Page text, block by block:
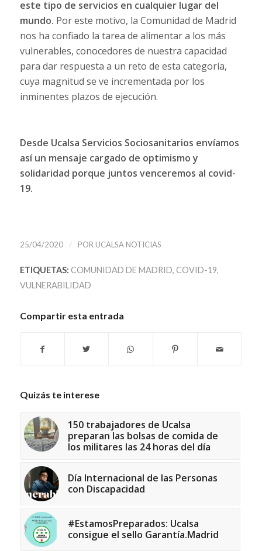
este tipo de servicios en cualquier lugar del
mundo. Por este motivo, la Comunidad de Madrid
nos ha confiado la tarea de alimentar a los más
vulnerables, conocedores de nuestra capacidad
para dar respuesta a un reto de esta categoría,
cuya magnitud se ve incrementada por los
inminentes plazos de ejecución.
Desde Ucalsa Servicios Sociosanitarios envíamos
así un mensaje cargado de optimismo y
solidaridad porque juntos venceremos al covid-
19.
25/04/2020 / POR UCALSA NOTICIAS
ETIQUETAS: COMUNIDAD DE MADRID, COVID-19,
VULNERABILIDAD
Compartir esta entrada
Quizás te interese
150 trabajadores de Ucalsa
preparan las bolsas de comida de
los militares las 24 horas del día
Día Internacional de las Personas
con Discapacidad
#EstamosPreparados: Ucalsa
consigue el sello Garantía.Madrid